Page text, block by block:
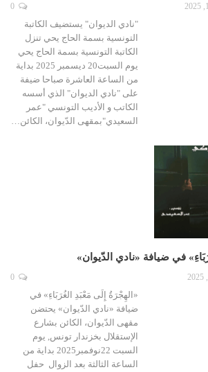
"نادي الديوان" يستضيف الكاتبة
التونسية بسمة الحاج يحي تنزل
الكاتبة التونسية بسمة الحاج يحي
يوم السبت20 ديسمبر 2025 بداية
من الساعة العاشرة صباحا ضيفة
على "نادي الديوان" الذي أسسه
الكاتب و الأديب التونسي "عمر
السعيدي"بمقهى الدّيوان، الكائن…
في ضيافة «نادي الدّيوان»
«الهِجْرَةُ إِلَى مَعْبَدِ الغُرَبَاءِ» في
ضيافة «نادي الدّيوان» يحتضن
مقهى الدّيوان، الكائن بشارع
الإستقلال بخزندار تونس, يوم
السبت 22نوفمبر2025 بداية من
الساعة الثالثة بعد الزوال حفل